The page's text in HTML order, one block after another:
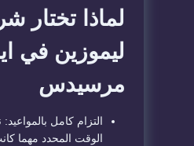
لماذا تختار
ليموزين في
مرسيدس
التزام كامل
الوقت المحدد مهما